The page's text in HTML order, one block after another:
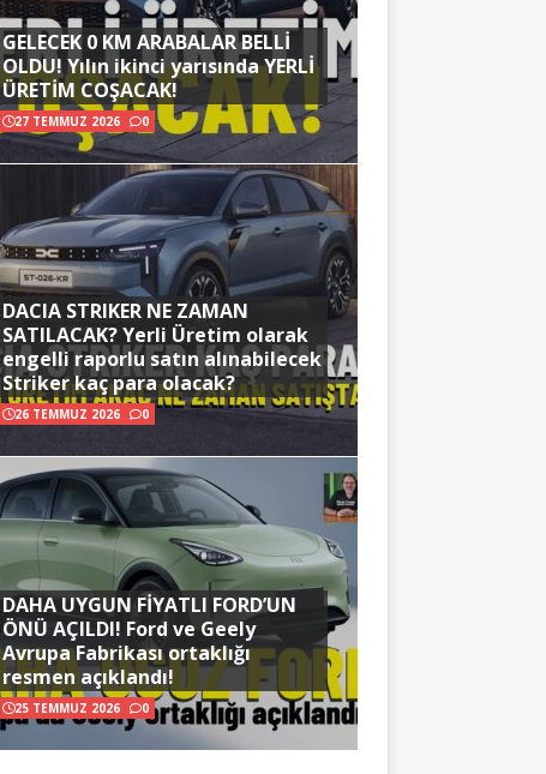
GELECEK 0 KM ARABALAR BELLİ
OLDU! Yılın ikinci yarısında YERLİ
ÜRETİM COŞACAK!
27 TEMMUZ 2026 0
DACIA STRIKER NE ZAMAN
SATILACAK? Yerli Üretim olarak
engelli raporlu satın alınabilecek
Striker kaç para olacak?
26 TEMMUZ 2026 0
DAHA UYGUN FİYATLI FORD’UN
ÖNÜ AÇILDI! Ford ve Geely
Avrupa Fabrikası ortaklığı
resmen açıklandı!
25 TEMMUZ 2026 0